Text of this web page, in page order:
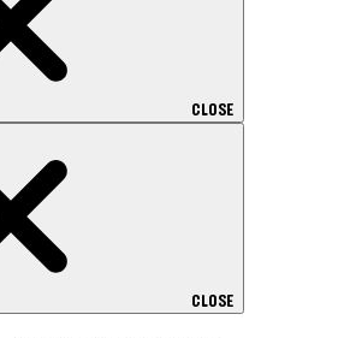
CLOSE
CLOSE